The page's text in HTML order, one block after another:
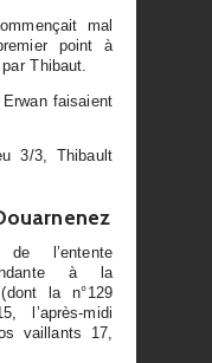
mal
point à
Thibaut.
faisaient
3/3, Thibault
l’entente
à la
la n°129
l’après-midi
vaillants 17,